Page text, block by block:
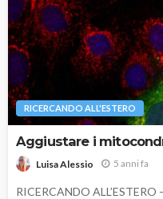
RICERCANDO ALL'ESTERO
Aggiustare i
Luisa Alessio 5 anni fa
RICERCANDO